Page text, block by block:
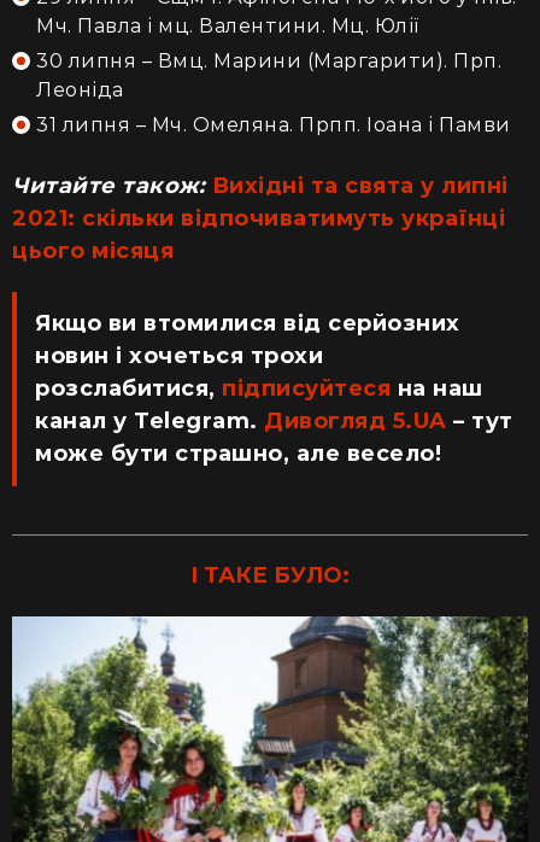
Мч. Павла і мц. Валентини. Мц. Юлії
30 липня – Вмц. Марини (Маргарити). Прп.
Леоніда
31 липня – Мч. Омеляна. Прпп. Іоана і Памви
Читайте також: Вихідні та свята у липні
2021: скільки відпочиватимуть українці
цього місяця
Якщо ви втомилися від серйозних
новин і хочеться трохи
розслабитися, підписуйтеся на наш
канал у Telegram. Дивогляд 5.UA – тут
може бути страшно, але весело!
І ТАКЕ БУЛО: